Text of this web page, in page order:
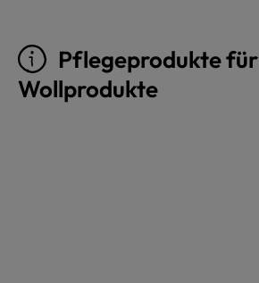
Pflegeprodukte für
Wollprodukte